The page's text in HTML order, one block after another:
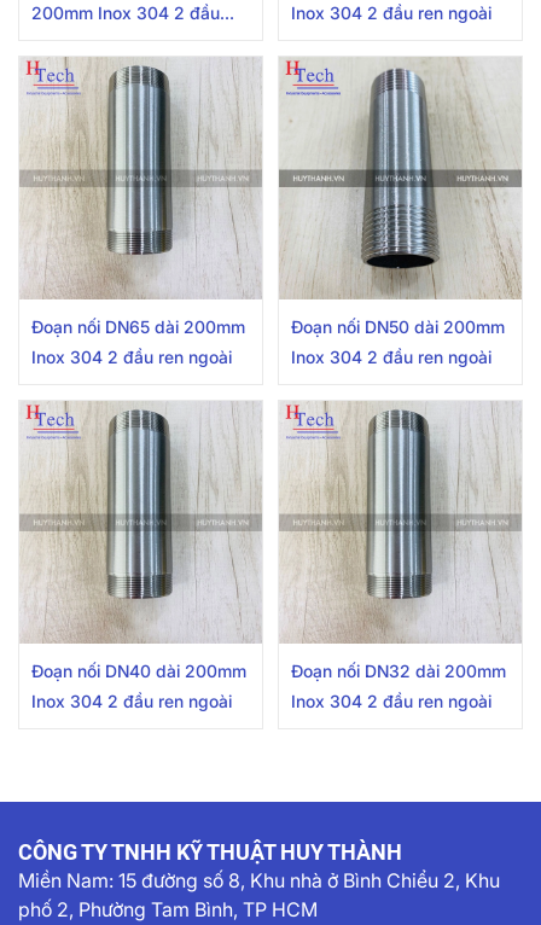
200mm Inox 304 2 đầu
Inox 304 2 đầu ren ngoài
Đoạn nối DN65 dài 200mm
Inox 304 2 đầu ren ngoài
Đoạn nối DN50 dài 200mm
Inox 304 2 đầu ren ngoài
Đoạn nối DN40 dài 200mm
Inox 304 2 đầu ren ngoài
Đoạn nối DN32 dài 200mm
Inox 304 2 đầu ren ngoài
CÔNG TY TNHH KỸ THUẬT HUY THÀNH
Miền Nam: 15 đường số 8, Khu nhà ở Bình Chiểu 2, Khu
phố 2, Phường Tam Bình, TP HCM